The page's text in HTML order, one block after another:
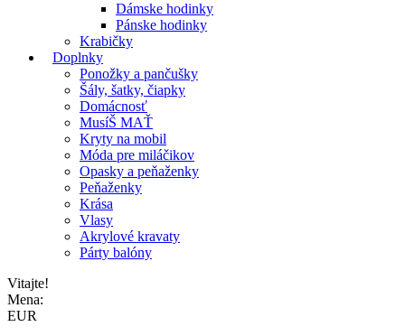
Dámske hodinky
Pánske hodinky
Krabičky
Doplnky
Ponožky a pančušky
Šály, šatky, čiapky
Domácnosť
MusíŠ MAŤ
Kryty na mobil
Móda pre miláčikov
Opasky a peňaženky
Peňaženky
Krása
Vlasy
Akrylové kravaty
Párty balóny
Vitajte!
Mena:
EUR